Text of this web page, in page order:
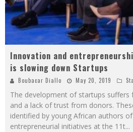
Innovation and
is slowing down Startups
Boubacar Diallo May 20, 2019
The development of startups
and a lack of trust from donors.
identified by young African authors
entrepreneurial initiatives at the 11t...